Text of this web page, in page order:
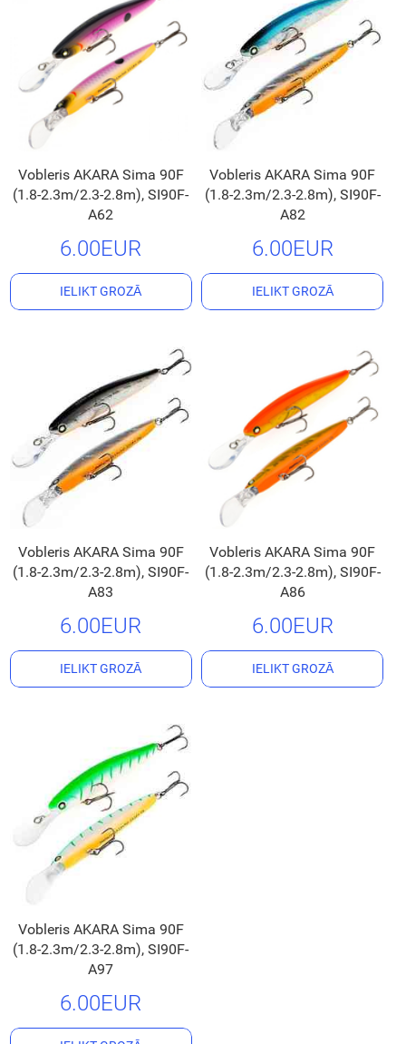
Vobleris AKARA Sima 90F
(1.8-2.3m/2.3-2.8m), SI90F-
A62
6.00EUR
IELIKT GROZĀ
Vobleris AKARA Sima 90F
(1.8-2.3m/2.3-2.8m), SI90F-
A82
6.00EUR
IELIKT GROZĀ
Vobleris AKARA Sima 90F
(1.8-2.3m/2.3-2.8m), SI90F-
A83
6.00EUR
IELIKT GROZĀ
Vobleris AKARA Sima 90F
(1.8-2.3m/2.3-2.8m), SI90F-
A86
6.00EUR
IELIKT GROZĀ
Vobleris AKARA Sima 90F
(1.8-2.3m/2.3-2.8m), SI90F-
A97
6.00EUR